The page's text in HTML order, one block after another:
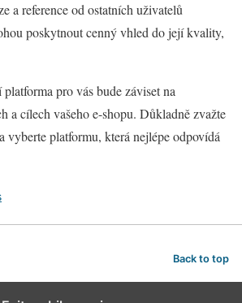
a reference od ostatních uživatelů
poskytnout cenný vhled do její kvality,
pro vás bude záviset na
a cílech vašeho e-shopu. Důkladně zvažte
vyberte platformu, která nejlépe odpovídá
Back to top